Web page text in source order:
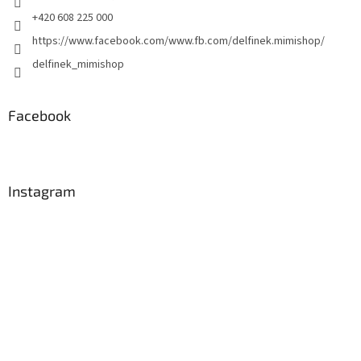
ý
+420 608 225 000
https://www.facebook.com/www.fb.com/delfinek.mimishop/
delfinek_mimishop
Facebook
Instagram